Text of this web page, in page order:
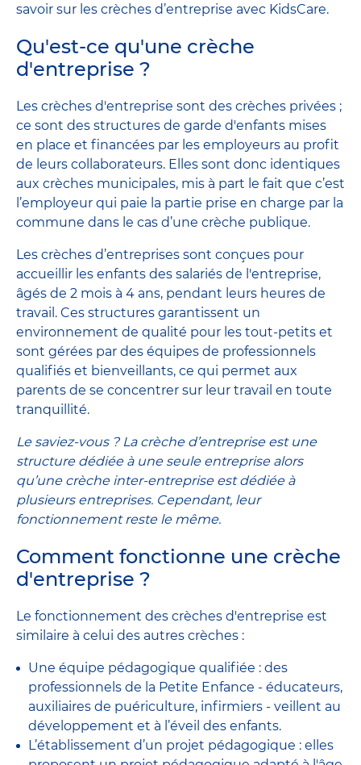
savoir sur les crèches d’entreprise avec KidsCare.
Qu'est-ce qu'une crèche
d'entreprise ?
Les crèches d'entreprise sont des crèches privées ;
ce sont des structures de garde d'enfants mises
en place et financées par les employeurs au profit
de leurs collaborateurs. Elles sont donc identiques
aux crèches municipales, mis à part le fait que c’est
l’employeur qui paie la partie prise en charge par la
commune dans le cas d’une crèche publique.
Les crèches d’entreprises sont conçues pour
accueillir les enfants des salariés de l'entreprise,
âgés de 2 mois à 4 ans, pendant leurs heures de
travail. Ces structures garantissent un
environnement de qualité pour les tout-petits et
sont gérées par des équipes de professionnels
qualifiés et bienveillants, ce qui permet aux
parents de se concentrer sur leur travail en toute
tranquillité.
Le saviez-vous ? La crèche d’entreprise est une
structure dédiée à une seule entreprise alors
qu’une crèche inter-entreprise est dédiée à
plusieurs entreprises. Cependant, leur
fonctionnement reste le même.
Comment fonctionne une crèche
d'entreprise ?
Le fonctionnement des crèches d'entreprise est
similaire à celui des autres crèches :
Une équipe pédagogique qualifiée : des
professionnels de la Petite Enfance - éducateurs,
auxiliaires de puériculture, infirmiers - veillent au
développement et à l’éveil des enfants.
L’établissement d’un projet pédagogique : elles